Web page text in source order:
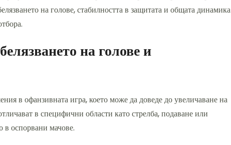
на голове, стабилността в защитата и общата динамика
на голове и
в офанзивната игра, което може да доведе до увеличаване на
в специфични области като стрелба, подаване или
в оспорвани мачове.